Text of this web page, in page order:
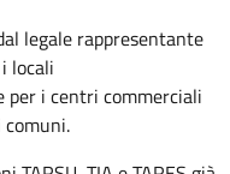
legale rappresentante
locali
i centri commerciali